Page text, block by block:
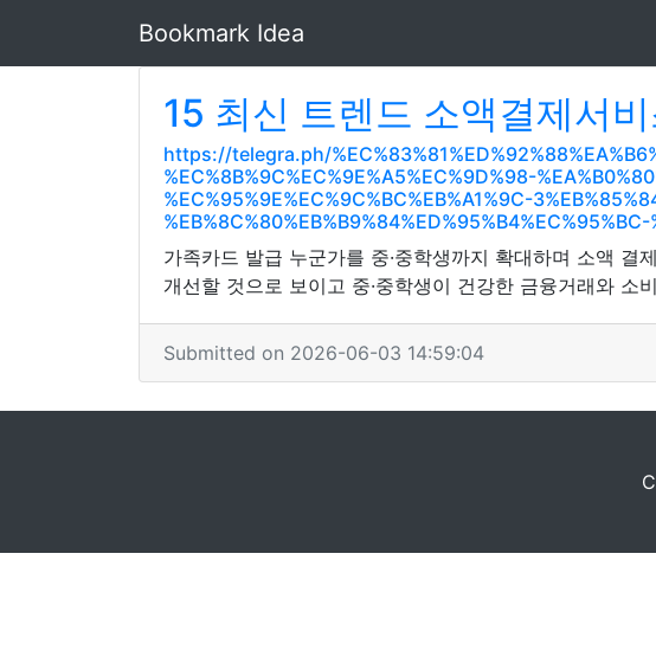
Bookmark Idea
15 최신 트렌드 소액결제서
https://telegra.ph/
%EC%8B%9C%EC%9E%A5%EC%9D%98-
%EC%95%9E%EC%9C%BC%EB%A1%9C-
가족카드 발급 누군가를 중·중학생까지 확대하며 소액
개선할 것으로 보이고 중·중학생이 건강한 금융거래와 소
Submitted on 2026-06-03 14:59:04